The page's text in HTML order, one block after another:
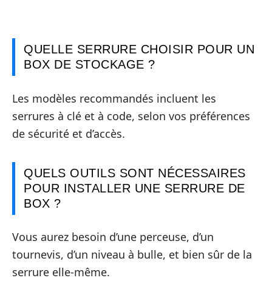
QUELLE SERRURE CHOISIR POUR UN
BOX DE STOCKAGE ?
Les modèles recommandés incluent les
serrures à clé et à code, selon vos préférences
de sécurité et d’accès.
QUELS OUTILS SONT NÉCESSAIRES
POUR INSTALLER UNE SERRURE DE
BOX ?
Vous aurez besoin d’une perceuse, d’un
tournevis, d’un niveau à bulle, et bien sûr de la
serrure elle-même.